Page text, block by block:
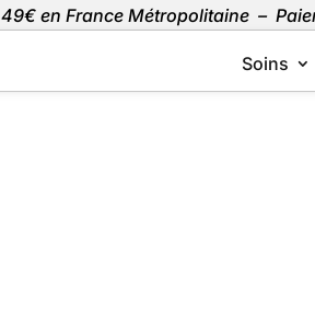
en France Métropolitaine –
Soins